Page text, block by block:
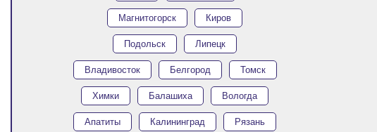
Магнитогорск Киров
Подольск Липецк
Владивосток Белгород Томск
Химки Балашиха Вологда
Апатиты Калининград Рязань